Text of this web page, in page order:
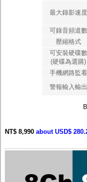
最大錄影速度
可錄音頻道數
壓縮格式
可安裝硬碟數
(硬碟為選購)
手機網路監看
警報輸入輸出
NT$ 8,990 about USD$